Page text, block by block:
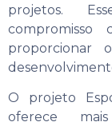
projetos.
proporcionar
O projeto
oferece